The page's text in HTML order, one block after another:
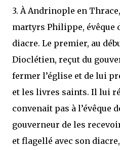
3. À Andrinople en
martyrs Philippe, évêque
diacre. Le premier, au
Dioclétien, reçut du
fermer l’église et de lui
et les livres saints. Il lui
convenait pas à l’évêque
gouverneur de les
et flagellé avec son